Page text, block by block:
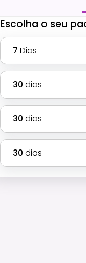
Escolha o seu
7 Dias
30 dias
30 dias
30 dias